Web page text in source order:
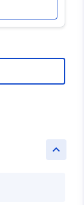
keyboard_arrow_up